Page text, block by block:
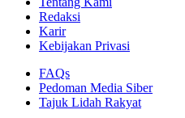
Redaksi
Karir
Kebijakan Privasi
FAQs
Pedoman Media Siber
Tajuk Lidah Rakyat